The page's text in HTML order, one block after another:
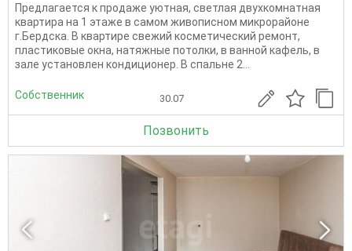
Предлагается к продаже уютная, светлая двухкомнатная
квартира на 1 этаже в самом живописном микрорайоне
г.Бердска. В квартире свежий косметический ремонт,
пластиковые окна, натяжные потолки, в ванной кафель, в
зале установлен кондиционер. В спальне 2...
Собственник 30.07
Позвонить